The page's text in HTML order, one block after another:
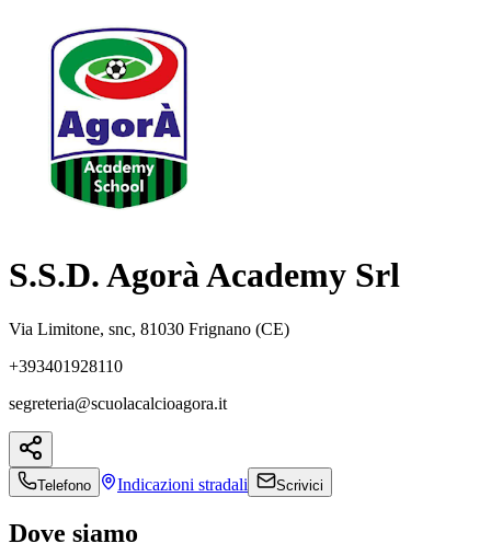
S.S.D. Agorà Academy Srl
Via Limitone, snc, 81030 Frignano (CE)
+393401928110
segreteria@scuolacalcioagora.it
Telefono Indicazioni stradali Scrivici
Dove siamo